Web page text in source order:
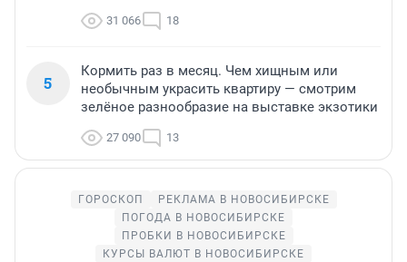
31 066 18
5
Кормить раз в месяц. Чем хищным или
необычным украсить квартиру — смотрим
зелёное разнообразие на выставке экзотики
27 090 13
ГОРОСКОП
РЕКЛАМА В НОВОСИБИРСКЕ
ПОГОДА В НОВОСИБИРСКЕ
ПРОБКИ В НОВОСИБИРСКЕ
КУРСЫ ВАЛЮТ В НОВОСИБИРСКЕ